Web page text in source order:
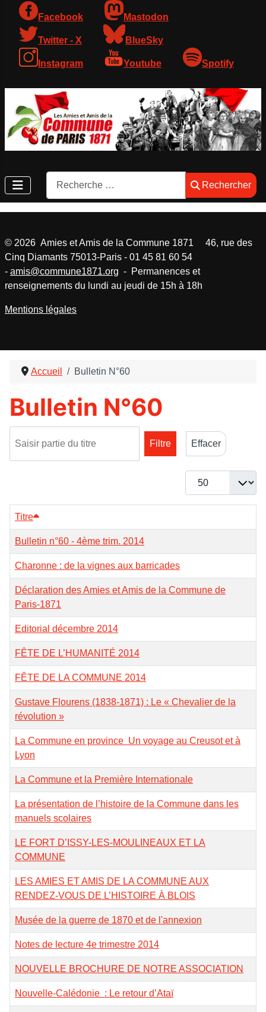
Facebook Mastodon
Twitter - X BlueSky
Instagram Youtube Spotify
Rechercher
Rechercher
Accueil Bulletin N°60
Bulletin N°60
Filtre
Effacer
Afficher #
Titre
Bulletin n°60 - 4ème trim. 2014
Charonne : de la vignes aux barricades
Déclaration des Amies et Amis de la Commune de
Paris-1871
Editorial décembre 2014
FÊTE DE L’HUMANITÉ 2014
FÊTE DE LA COMMUNE 2014
Gustave Flourens (1838-1871) : Le « Chevalier de la
révolution »
La Commune en province Un voyage au Creusot et à
Lyon
La Commune et la Première Internationale
La présentation de l’histoire de la Commune dans les
manuels scolaires
LE FORT D’ISSY-LES-MOULINEAUX ET LA
COMMUNE
LES AMIES ET AMIS DE LA COMMUNE AUX
RENDEZ-VOUS DE L’HISTOIRE À BLOIS
Musée de la guerre de 1870 et de l'annexion
Notes de lecture 4e trimestre 2014
NOUVELLE BROCHURE DE NOTRE ASSOCIATION
Nouvelle-Calédonie : Le retour d’Ataï
© 2026 Amies et Amis de la Commune 1871 46, rue des
Cinq Diamants 75013-Paris - 01 45 81 60 54
- amis@commune1871.org - Permanences et
renseignements du lundi au jeudi de 15h à 18h
Mentions légales